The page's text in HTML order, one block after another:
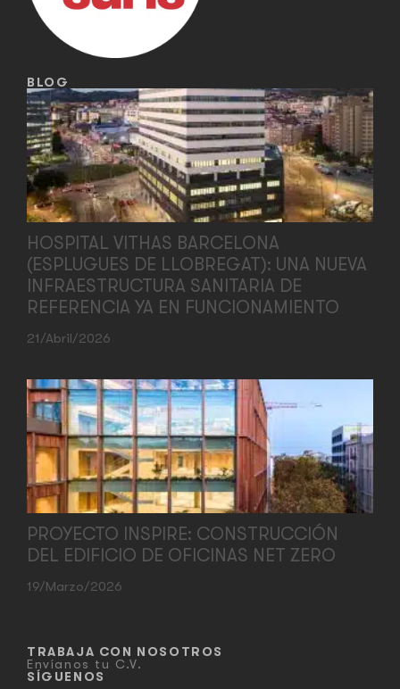
BLOG
HOSPITAL VITHAS BARCELONA
(ESPLUGUES DE LLOBREGAT): UNA NUEVA
INFRAESTRUCTURA SANITARIA DE
REFERENCIA YA EN FUNCIONAMIENTO
21/abril/2026
PROYECTO INSPIRE: CONSTRUCCIÓN
DEL EDIFICIO DE OFICINAS NET ZERO
19/marzo/2026
TRABAJA CON NOSOTROS
Envíanos tu C.V.
SÍGUENOS